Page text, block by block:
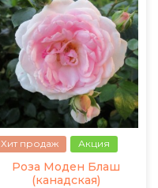
Хит продаж Акция
Роза Моден Блаш
(канадская)